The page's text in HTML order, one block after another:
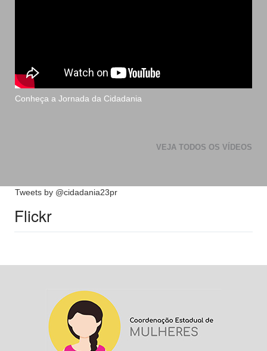
Conheça a Jornada da Cidadania
VEJA TODOS OS VÍDEOS
Tweets by @cidadania23pr
Flickr